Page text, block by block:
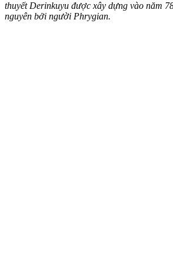
thuyết Derinkuyu được xây dựng vào năm
nguyên bởi người Phrygian.